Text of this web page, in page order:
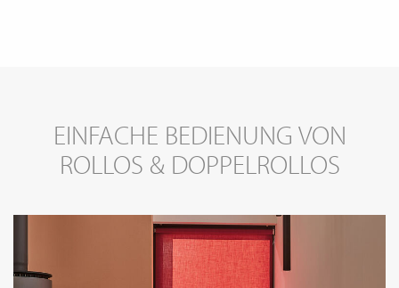
EINFACHE BEDIENUNG VON
ROLLOS & DOPPELROLLOS